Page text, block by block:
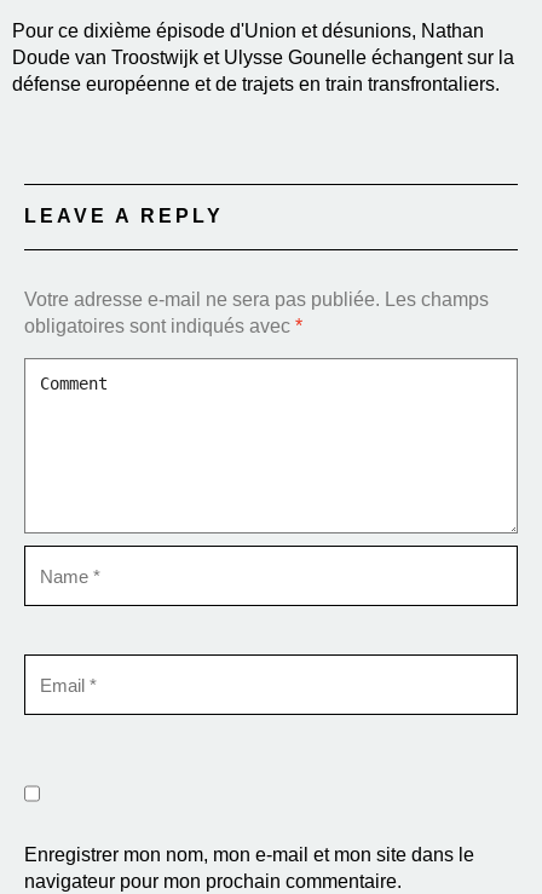
Pour ce dixième épisode d'Union et désunions, Nathan
Doude van Troostwijk et Ulysse Gounelle échangent sur la
défense européenne et de trajets en train transfrontaliers.
LEAVE A REPLY
Votre adresse e-mail ne sera pas publiée. Les champs
obligatoires sont indiqués avec *
Enregistrer mon nom, mon e-mail et mon site dans le
navigateur pour mon prochain commentaire.